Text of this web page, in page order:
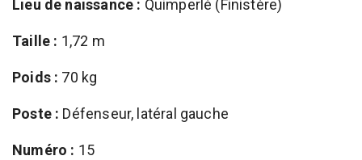
Lieu de naissance : Quimperlé (Finistère)
Taille : 1,72 m
Poids : 70 kg
Poste : Défenseur, latéral gauche
Numéro : 15